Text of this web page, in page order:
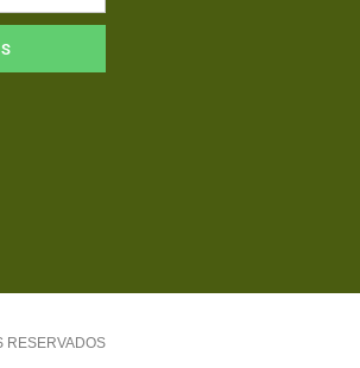
RESERVADOS